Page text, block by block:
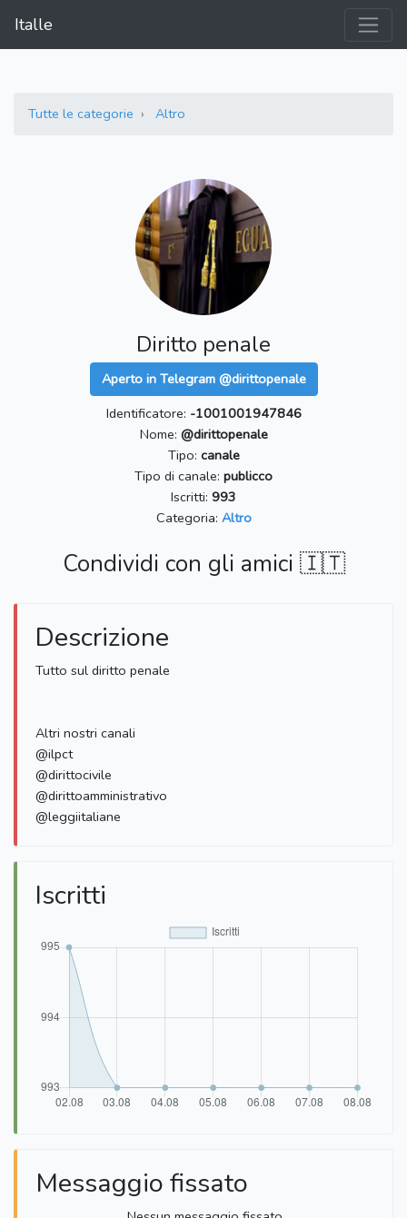
Italle
Tutte le categorie Altro
Diritto penale
Aperto in Telegram @dirittopenale
Identificatore: -1001001947846
Nome: @dirittopenale
Tipo: canale
Tipo di canale: publicco
Iscritti: 993
Categoria: Altro
Condividi con gli amici 🇮🇹
Descrizione
Tutto sul diritto penale
Altri nostri canali
@ilpct
@dirittocivile
@dirittoamministrativo
@leggiitaliane
Iscritti
Messaggio fissato